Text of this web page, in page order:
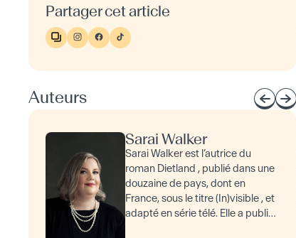
Partager cet article
Auteurs
Sarai Walker
Sarai Walker est l’autrice du
roman Dietland , publié dans une
douzaine de pays, dont en
France, sous le titre (In)visible , et
adapté en série télé. Elle a publié